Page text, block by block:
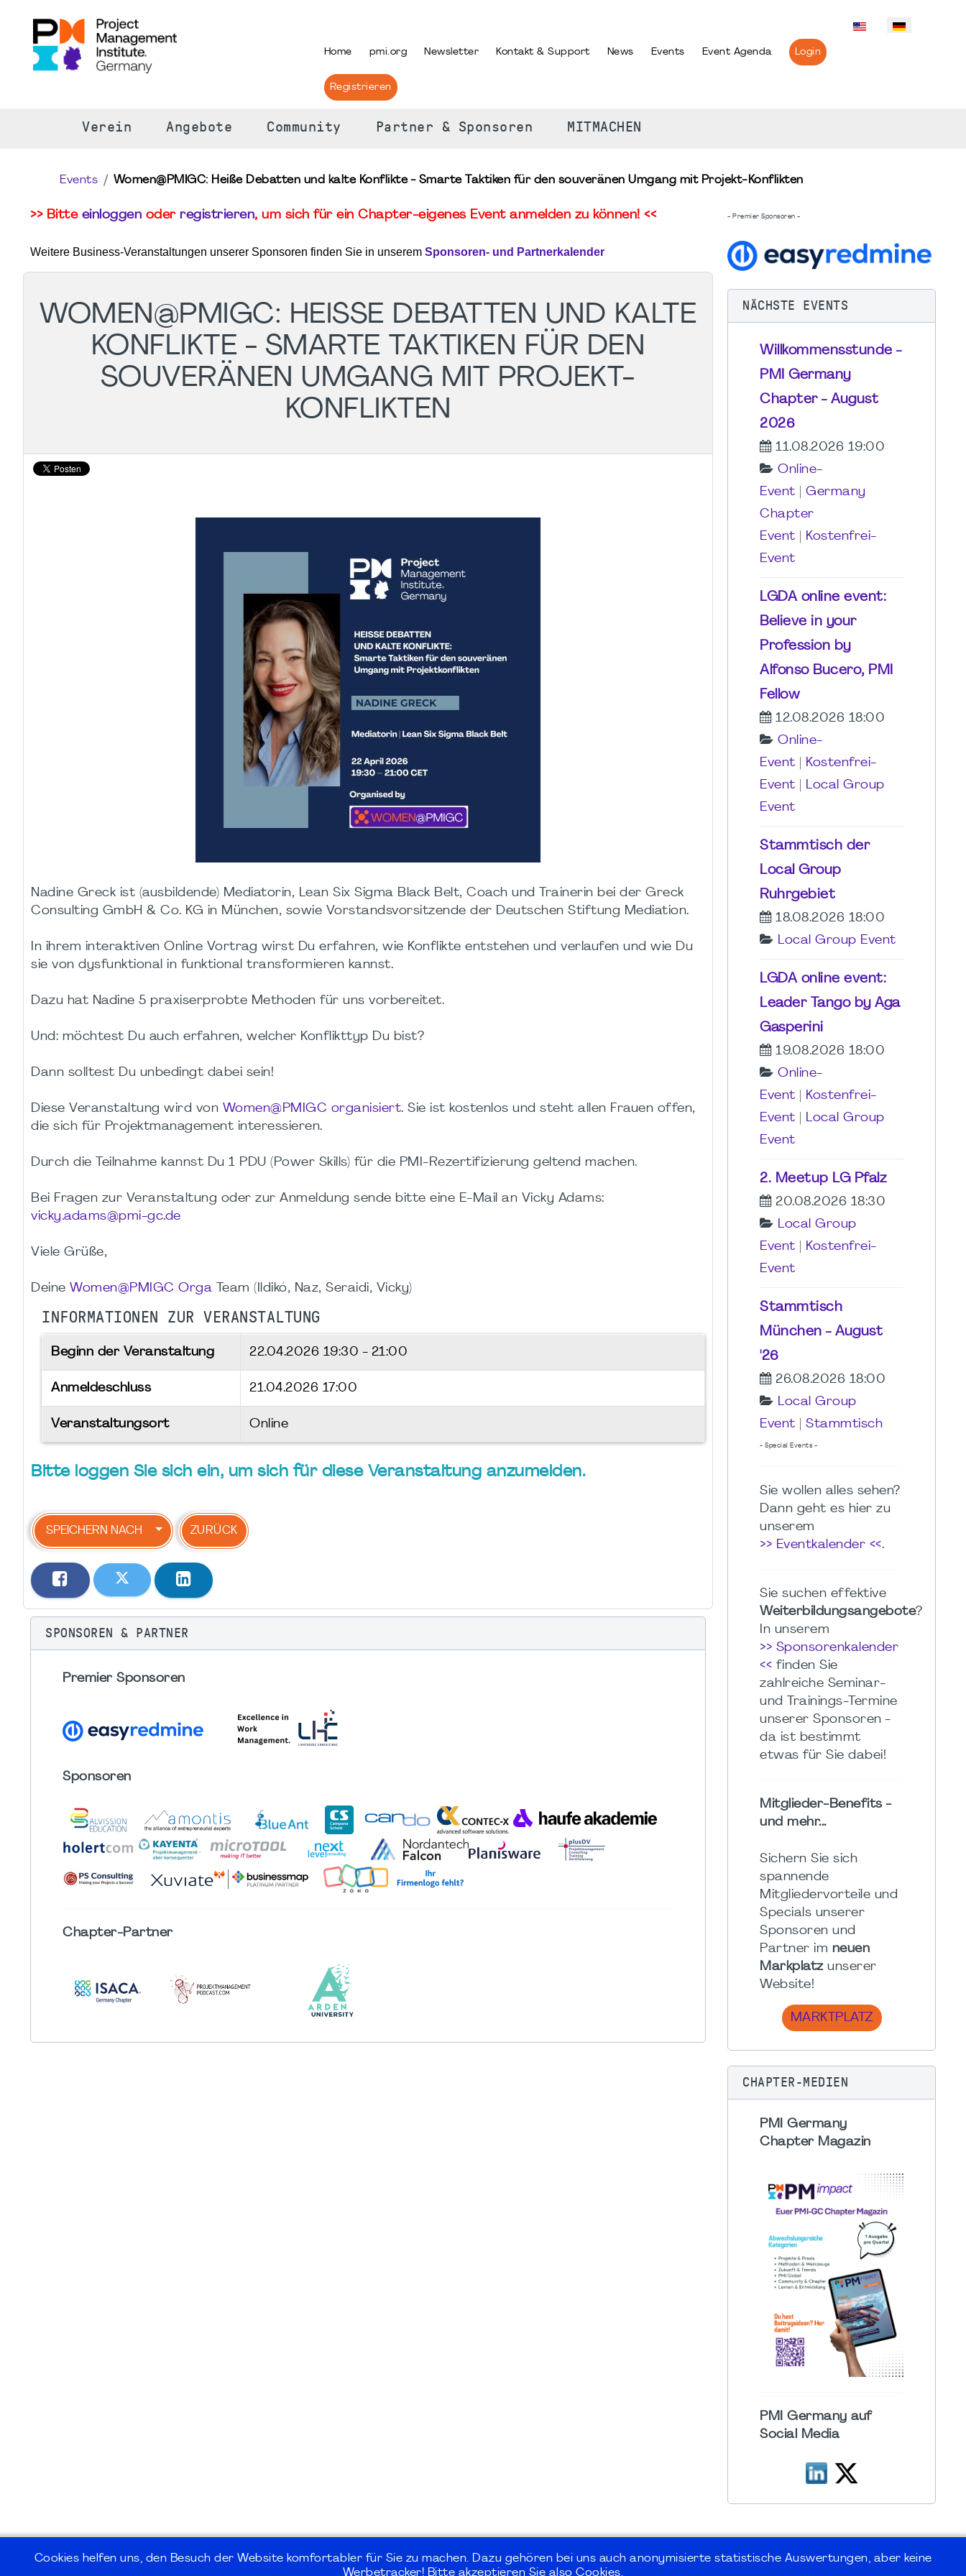
Home pmi.org Newsletter Kontakt & Support News Events Event Agenda Login
Registrieren
Verein Angebote Community Partner & Sponsoren MITMACHEN
Events Women@PMIGC: Heiße Debatten und kalte Konflikte - Smarte Taktiken für den souveränen Umgang mit Projekt-Konflikten
>> Bitte einloggen oder registrieren, um sich für ein Chapter-eigenes Event anmelden zu können! <<
Weitere Business-Veranstaltungen unserer Sponsoren finden Sie in unserem Sponsoren- und Partnerkalender
WOMEN@PMIGC: HEISSE DEBATTEN UND KALTE K
ONFLIKTE - SMARTE TAKTIKEN FÜR DEN S
OUVERÄNEN UMGANG MIT PROJEKT-K
ONFLIKTEN
Nadine Greck ist (ausbildende) Mediatorin, Lean Six Sigma Black Belt, Coach und Trainerin bei der Greck
Consulting GmbH & Co. KG in München, sowie Vorstandsvorsitzende der Deutschen Stiftung Mediation.
In ihrem interaktiven Online Vortrag wirst Du erfahren, wie Konflikte entstehen und verlaufen und wie Du
sie von dysfunktional in funktional transformieren kannst.
Dazu hat Nadine 5 praxiserprobte Methoden für uns vorbereitet.
Und: möchtest Du auch erfahren, welcher Konflikttyp Du bist?
Dann solltest Du unbedingt dabei sein!
Diese Veranstaltung wird von Women@PMIGC organisiert. Sie ist kostenlos und steht allen Frauen offen,
die sich für Projektmanagement interessieren.
Durch die Teilnahme kannst Du 1 PDU (Power Skills) für die PMI-Rezertifizierung geltend machen.
Bei Fragen zur Veranstaltung oder zur Anmeldung sende bitte eine E-Mail an Vicky Adams:
vicky.adams@pmi-gc.de
Viele Grüße,
Deine Women@PMIGC Orga Team (Ildikó, Naz, Seraidi, Vicky)
INFORMATIONEN ZUR VERANSTALTUNG
Beginn der Veranstaltung 22.04.2026 19:30 - 21:00
Anmeldeschluss 21.04.2026 17:00
Veranstaltungsort Online
Bitte loggen Sie sich ein, um sich für diese Veranstaltung anzumelden.
SPEICHERN NACH ZURÜCK
SPONSOREN & PARTNER
Premier Sponsoren
Sponsoren
Chapter-Partner
- Premier Sponsoren -
NÄCHSTE EVENTS
Willkommensstunde -
PMI Germany
Chapter - August
2026
11.08.2026 19:00
Online-
Event
Germany
Chapter
Event
Kostenfrei-
Event
LGDA online event:
Believe in your
Profession by
Alfonso Bucero, PMI
Fellow
12.08.2026 18:00
Online-
Event
Kostenfrei-
Event
Local Group
Event
Stammtisch der
Local Group
Ruhrgebiet
18.08.2026 18:00
Local Group Event
LGDA online event:
Leader Tango by Aga
Gasperini
19.08.2026 18:00
Online-
Event
Kostenfrei-
Event
Local Group
Event
2. Meetup LG Pfalz
20.08.2026 18:30
Local Group
Event
Kostenfrei-
Event
Stammtisch
München - August
'26
26.08.2026 18:00
Local Group
Event
Stammtisch
- Special Events -
Sie wollen alles sehen?
Dann geht es hier zu
unserem
>> Eventkalender <<.
Sie suchen effektive
Weiterbildungsangebote?
In unserem
>> Sponsorenkalender
<< finden Sie
zahlreiche Seminar-
und Trainings-Termine
unserer Sponsoren -
da ist bestimmt
etwas für Sie dabei!
Mitglieder-Benefits -
und mehr...
Sichern Sie sich
spannende
Mitgliedervorteile und
Specials unserer
Sponsoren und
Partner im neuen
Markplatzunserer
Website!
MARKTPLATZ
CHAPTER-MEDIEN
PMI Germany
Chapter Magazin
PMI Germany auf
Social Media
Cookies helfen uns, den Besuch der Website komfortabler für Sie zu machen. Dazu gehören bei uns auch anonymisierte statistische Auswertungen, aber keine
Werbetracker! Bitte akzeptieren Sie also Cookies.